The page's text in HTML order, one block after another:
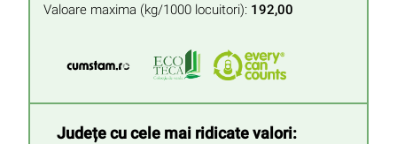
Valoare maxima (kg/1000 locuitori): 192,00
Județe cu cele mai ridicate valori: